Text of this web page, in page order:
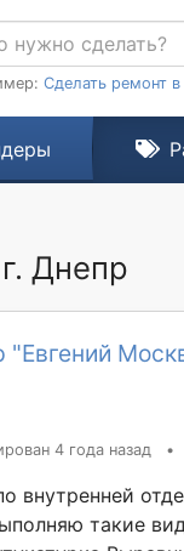
Сделать ремонт в
Днепр
"Евгений
4 года назад •
внутренней
такие